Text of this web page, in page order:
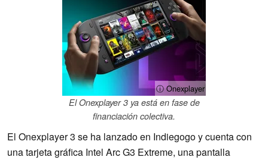
ⓘ Onexplayer
El Onexplayer 3 ya está en fase de
financiación colectiva.
El Onexplayer 3 se ha lanzado en Indiegogo y cuenta con
una tarjeta gráfica Intel Arc G3 Extreme, una pantalla